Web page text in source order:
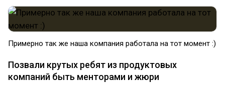
Примерно так же наша компания работала на тот момент :)
Позвали крутых ребят из продуктовых
компаний быть менторами и жюри